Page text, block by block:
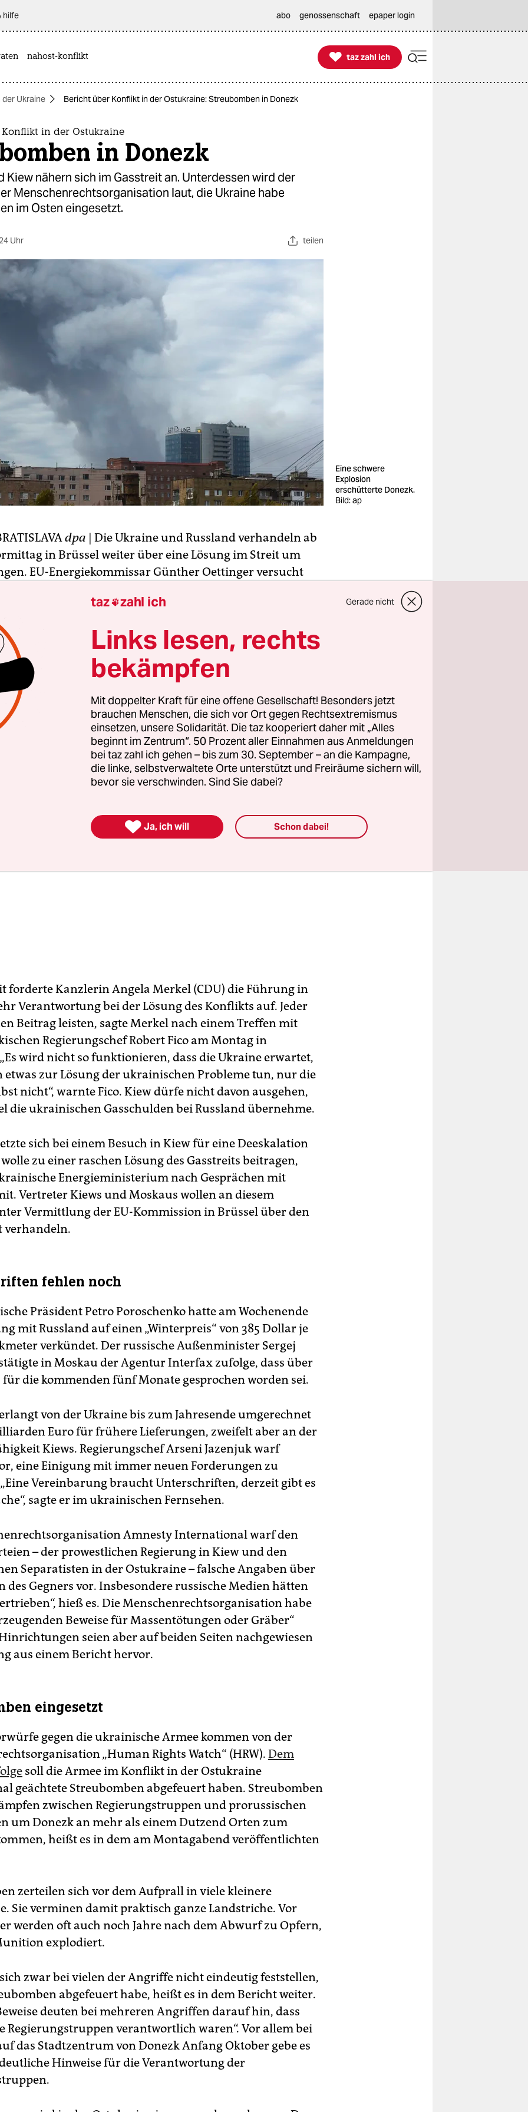
hilfe abo genossenschaft epaper login
nahost-konflikt 
taz zahl ich
taz zahl ich
der Ukraine Bericht über Konflikt in der Ostukraine: Streubomben in Donezk
in der Ostukraine
in Donezk
Kiew nähern sich im Gasstreit an. Unterdessen wird der
Menschenrechtsorganisation laut, die Ukraine habe
im Osten eingesetzt.
Uhr teilen
Eine schwere
Explosion
erschütterte Donezk.
Bild: ap
dpa | Die Ukraine und Russland verhandeln ab
in Brüssel weiter über eine Lösung im Streit um
EU-Energiekommissar Günther Oettinger versucht
Gegenüber Alexander Nowak zu vermitteln. Die
auf eine Einigung mit dem wichtigen Gaslieferanten
vor dem Winter. Moskau beharrt auf der Begleichung
Schulden für frühere Lieferungen.
Angaben der EU-Kommission, wie viel die Ukraine für
Gaslieferungen zahlt und wann dies geschehen soll.
Gas das Land den Winter über aus Russland erhält und
Konditionen, ist noch unklar.
forderte Kanzlerin Angela Merkel (CDU) die Führung in
Verantwortung bei der Lösung des Konflikts auf. Jeder
Beitrag leisten, sagte Merkel nach einem Treffen mit
Regierungschef Robert Fico am Montag in
wird nicht so funktionieren, dass die Ukraine erwartet,
etwas zur Lösung der ukrainischen Probleme tun, nur die
nicht“, warnte Fico. Kiew dürfe nicht davon ausgehen,
die ukrainischen Gasschulden bei Russland übernehme.
sich bei einem Besuch in Kiew für eine Deeskalation
zu einer raschen Lösung des Gasstreits beitragen,
Energieministerium nach Gesprächen mit
Vertreter Kiews und Moskaus wollen an diesem
Vermittlung der EU-Kommission in Brüssel über den
verhandeln.
fehlen noch
Präsident Petro Poroschenko hatte am Wochenende
mit Russland auf einen „Winterpreis“ von 385 Dollar je
verkündet. Der russische Außenminister Sergej
in Moskau der Agentur Interfax zufolge, dass über
für die kommenden fünf Monate gesprochen worden sei.
von der Ukraine bis zum Jahresende umgerechnet
Euro für frühere Lieferungen, zweifelt aber an der
Kiews. Regierungschef Arseni Jazenjuk warf
eine Einigung mit immer neuen Forderungen zu
Vereinbarung braucht Unterschriften, derzeit gibt es
sagte er im ukrainischen Fernsehen.
Amnesty International warf den
– der prowestlichen Regierung in Kiew und den
Separatisten in der Ostukraine – falsche Angaben über
des Gegners vor. Insbesondere russische Medien hätten
hieß es. Die Menschenrechtsorganisation habe
Beweise für Massentötungen oder Gräber“
seien aber auf beiden Seiten nachgewiesen
aus einem Bericht hervor.
eingesetzt
gegen die ukrainische Armee kommen von der
„Human Rights Watch“ (HRW). Dem
soll die Armee im Konflikt in der Ostukraine
geächtete Streubomben abgefeuert haben. Streubomben
zwischen Regierungstruppen und prorussischen
um Donezk an mehr als einem Dutzend Orten zum
heißt es in dem am Montagabend veröffentlichten
zerteilen sich vor dem Aufprall in viele kleinere
Sie verminen damit praktisch ganze Landstriche. Vor
werden oft auch noch Jahre nach dem Abwurf zu Opfern,
explodiert.
zwar bei vielen der Angriffe nicht eindeutig feststellen,
abgefeuert habe, heißt es in dem Bericht weiter.
deuten bei mehreren Angriffen darauf hin, dass
Regierungstruppen verantwortlich waren“. Vor allem bei
das Stadtzentrum von Donezk Anfang Oktober gebe es
Hinweise für die Verantwortung der
taz zahl ich Gerade nicht
Links lesen, rechts
bekämpfen
Mit doppelter Kraft für eine offene Gesellschaft! Besonders jetzt
brauchen Menschen, die sich vor Ort gegen Rechtsextremismus
einsetzen, unsere Solidarität. Die taz kooperiert daher mit „Alles
beginnt im Zentrum“. 50 Prozent aller Einnahmen aus Anmeldungen
bei taz zahl ich gehen – bis zum 30. September – an die Kampagne,
die linke, selbstverwaltete Orte unterstützt und Freiräume sichern will,
bevor sie verschwinden. Sind Sie dabei?
 Ja, ich will Schon dabei!